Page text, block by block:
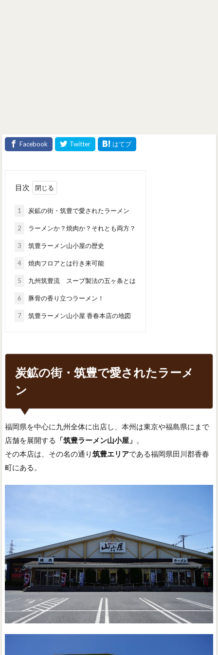
目次
1 炭鉱の街・筑豊で愛されたラーメン
2 ラーメンか？焼肉か？それとも両方？
3 筑豊ラーメン山小屋の歴史
4 焼肉フロアとは行き来可能
5 九州筑豊流 スープ製法の五ヶ条とは
6 豚骨の香り立つラーメン！
7 筑豊ラーメン山小屋 香春本店の地図
炭鉱の街・筑豊で愛されたラーメ
ン
福岡県を中心に九州全体に出店し、本州は東京や福島県にまで
店舗を展開する
「筑豊ラーメン山小屋」
その本店は、その名の通り筑豊エリアである福岡県田川郡香春
町にある。